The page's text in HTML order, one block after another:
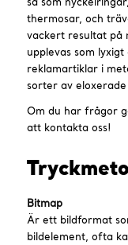
så som
thermosar, och
vackert resultat på
upplevas som
reklamartiklar i
sorter av
Om du har frågor
att kontakta oss!
Bitmap
Är ett bildformat
bildelement, ofta